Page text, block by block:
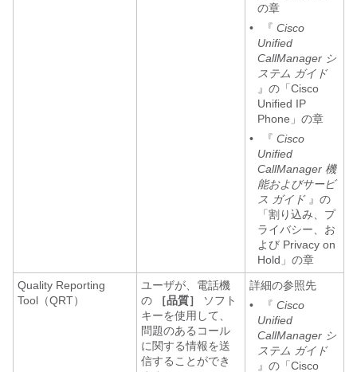
の章
•
『 Cisco
Unified
CallManager シ
ステム ガイド
』の「Cisco
Unified IP
Phone」の章
•
『 Cisco
Unified
CallManager 機
能およびサービ
ス ガイド』の
「割り込み、プ
ライバシー、お
よび Privacy on
Hold」の章
Quality Reporting
Tool（QRT）
ユーザが、電話機
の ［品質］
ソフト
キーを使用して、
問題のあるコール
に関する情報を送
信することができ
詳細の参照先
•
『 Cisco
Unified
CallManager シ
ステム ガイド
』の「Cisco